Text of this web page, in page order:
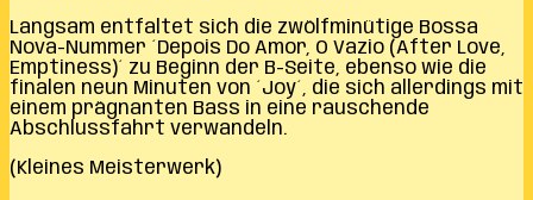
Langsam entfaltet sich die zwölfminütige Bossa
Nova-Nummer ´Depois Do Amor, O Vazio (After Love,
Emptiness)´ zu Beginn der B-Seite, ebenso wie die
finalen neun Minuten von ´Joy´, die sich allerdings mit
einem prägnanten Bass in eine rauschende
Abschlussfahrt verwandeln.
(Kleines Meisterwerk)